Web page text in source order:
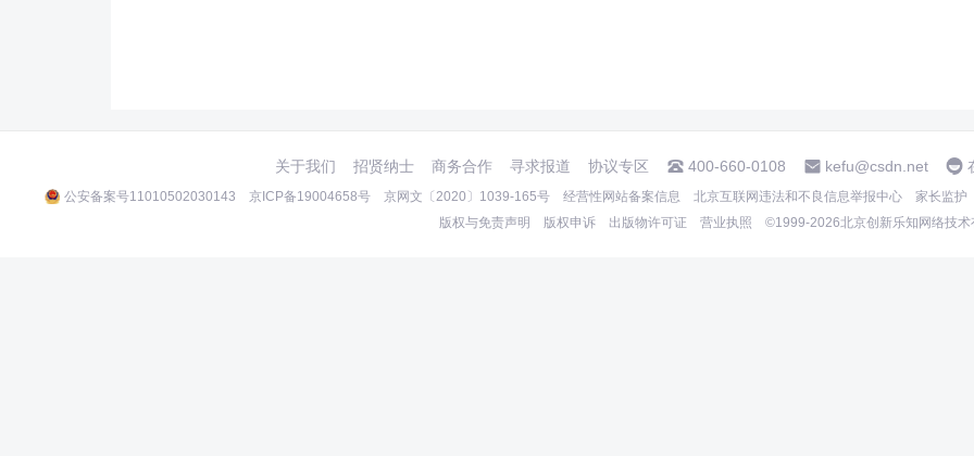
关于我们 招贤纳士 商务合作 寻求报道 协议专区 400-660-0108 kefu@csdn.net
公安备案号11010502030143 京ICP备19004658号 京网文〔2020〕1039-165号 经营性网站备案信息 北京互联网违法和不良信息举报中心 家长监护
版权与免责声明
版权申诉 出版物许可证 营业执照 ©1999-2026北京创新乐知网络技术